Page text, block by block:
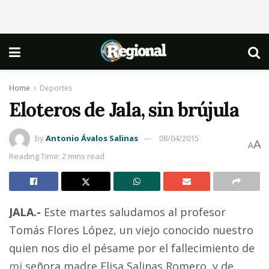
Home Deportes
Eloteros de Jala, sin brújula
byAntonio Ávalos Salinas
08/04/2015
Reading Time: 2 mins read
AA
JALA.- Este martes saludamos al profesor
Tomás Flores López, un viejo conocido nuestro
quien nos dio el pésame por el fallecimiento de
mi señora madre Elisa Salinas Romero, y de